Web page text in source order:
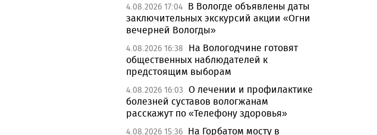
4.08.2026 17:04 В Вологде объявлены даты
заключительных экскурсий акции «Огни
вечерней Вологды»
4.08.2026 16:38
На Вологодчине готовят
общественных наблюдателей к
предстоящим выборам
4.08.2026 16:03 О лечении и профилактике
болезней суставов вологжанам
расскажут по «Телефону здоровья»
4.08.2026 15:36 На Горбатом мосту в